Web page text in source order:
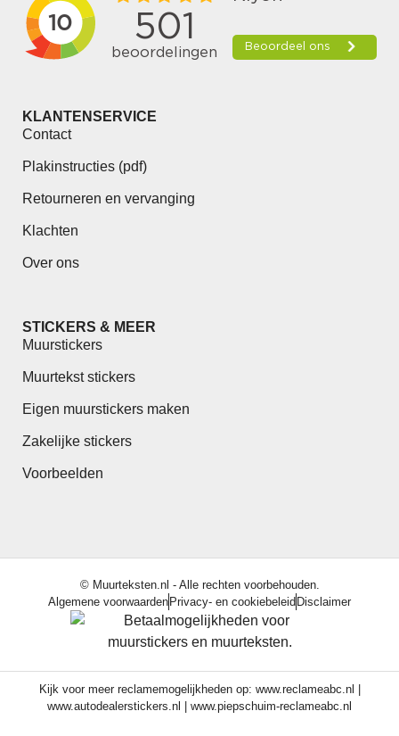
KLANTENSERVICE
Contact
Plakinstructies (pdf)
Retourneren en vervanging
Klachten
Over ons
STICKERS & MEER
Muurstickers
Muurtekst stickers
Eigen muurstickers maken
Zakelijke stickers
Voorbeelden
© Muurteksten.nl - Alle rechten voorbehouden.
Algemene voorwaarden Privacy- en cookiebeleid Disclaimer
Kijk voor meer reclamemogelijkheden op: www.reclameabc.nl
www.autodealerstickers.nl
www.piepschuim-reclameabc.nl